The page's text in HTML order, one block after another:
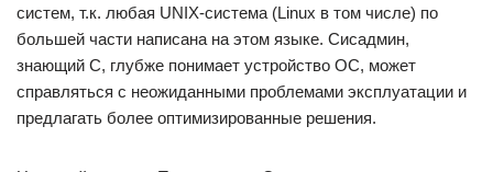
систем, т.к. любая UNIX-система (Linux в том числе) по
большей части написана на этом языке. Сисадмин,
знающий C, глубже понимает устройство ОС, может
справляться с неожиданными проблемами эксплуатации и
предлагать более оптимизированные решения.